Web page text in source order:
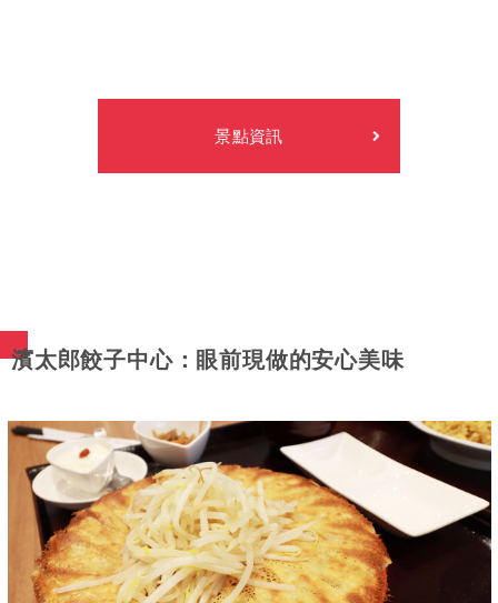
景點資訊
濱太郎餃子中心：眼前現做的安心美味